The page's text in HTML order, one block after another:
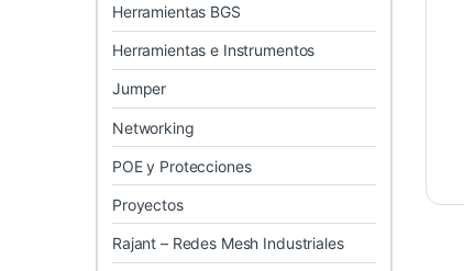
Herramientas BGS
Herramientas e Instrumentos
Jumper
Networking
POE y Protecciones
Proyectos
Rajant – Redes Mesh Industriales